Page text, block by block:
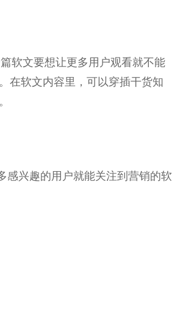
软文要想让更多用户观看就不能
在软文内容里，可以穿插干货知
感兴趣的用户就能关注到营销的软